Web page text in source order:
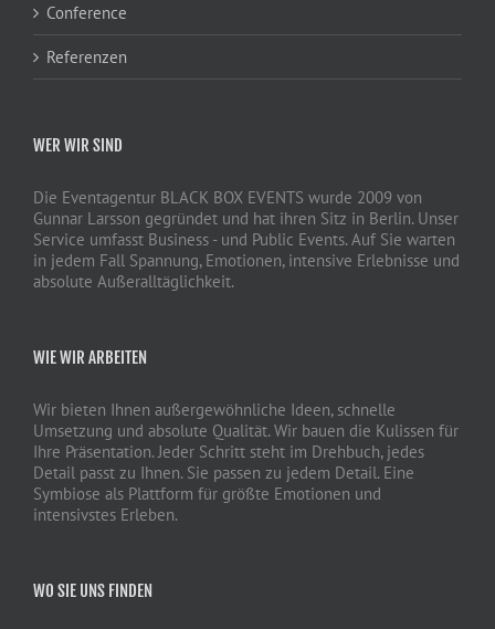
Conference
Referenzen
WER WIR SIND
Die Eventagentur BLACK BOX EVENTS wurde 2009 von
Gunnar Larsson gegründet und hat ihren Sitz in Berlin. Unser
Service umfasst Business - und Public Events. Auf Sie warten
in jedem Fall Spannung, Emotionen, intensive Erlebnisse und
absolute Außeralltäglichkeit.
WIE WIR ARBEITEN
Wir bieten Ihnen außergewöhnliche Ideen, schnelle
Umsetzung und absolute Qualität. Wir bauen die Kulissen für
Ihre Präsentation. Jeder Schritt steht im Drehbuch, jedes
Detail passt zu Ihnen. Sie passen zu jedem Detail. Eine
Symbiose als Plattform für größte Emotionen und
intensivstes Erleben.
WO SIE UNS FINDEN